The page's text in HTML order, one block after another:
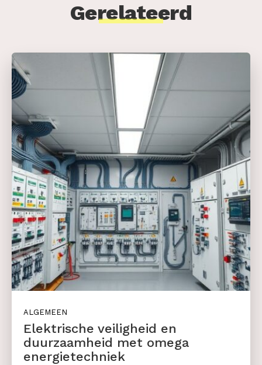
Gerelateerd
ALGEMEEN
Elektrische veiligheid en
duurzaamheid met omega
energietechniek